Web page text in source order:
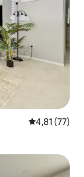
Просечна
4,81 (77)